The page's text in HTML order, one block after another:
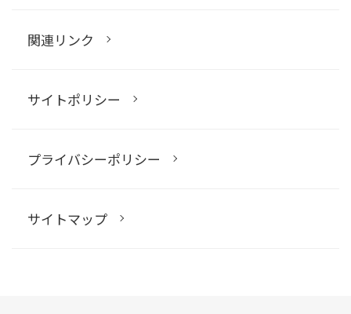
関連リンク
サイトポリシー
プライバシーポリシー
サイトマップ